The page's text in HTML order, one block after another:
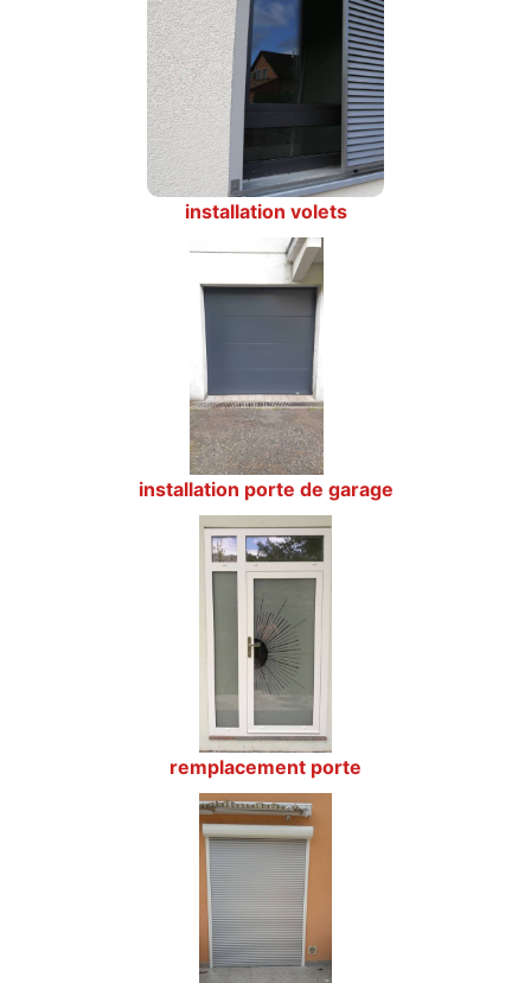
installation volets
installation porte de garage
remplacement porte